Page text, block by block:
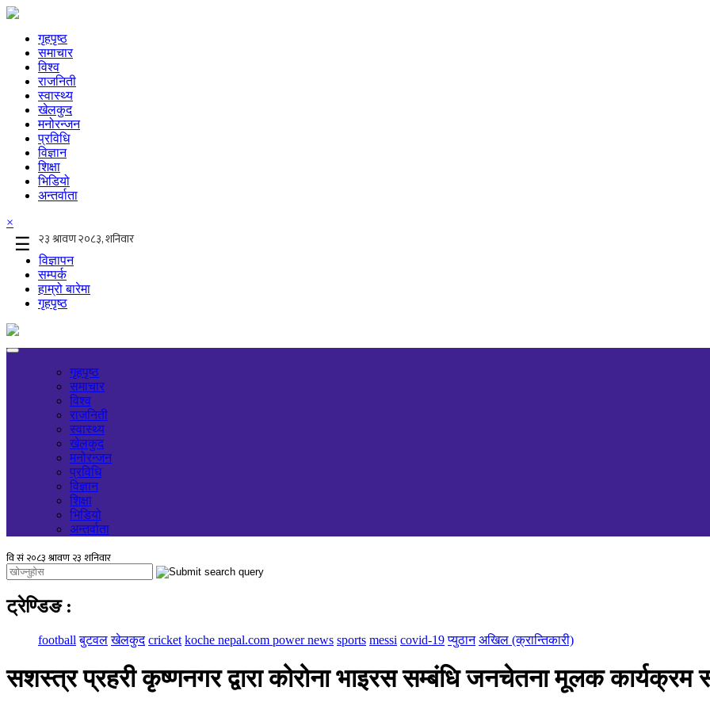
गृहपृष्ठ
समाचार
विश्व
राजनिती
स्वास्थ्य
खेलकुद
मनोरन्जन
प्रविधि
विज्ञान
शिक्षा
भिडियो
अन्तर्वाता
×
☰
विज्ञापन
सम्पर्क
हाम्रो बारेमा
गृहपृष्ठ
गृहपृष्ठ
समाचार
विश्व
राजनिती
स्वास्थ्य
खेलकुद
मनोरन्जन
प्रविधि
विज्ञान
शिक्षा
भिडियो
अन्तर्वाता
ट्रेण्डिङ :
football बुटवल खेलकुद cricket koche nepal.com power news sports messi covid-19 प्युठान अखिल (क्रान्तिकारी)
सशस्त्र प्रहरी कृष्णनगर द्वारा कोरोना भाइरस सम्बंधि जनचेतना मूलक कार्यक्रम